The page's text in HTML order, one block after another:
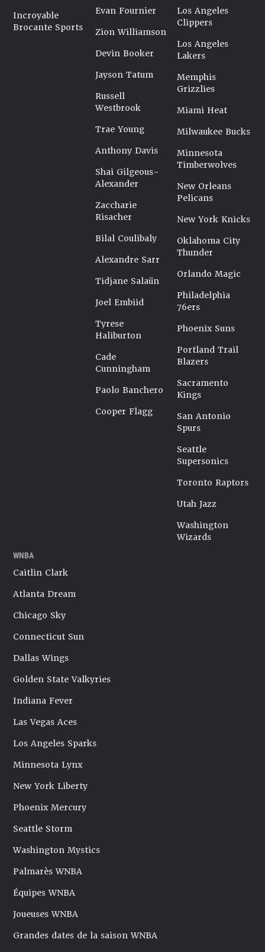
Incroyable
Brocante Sports
Evan Fournier
Zion Williamson
Devin Booker
Jayson Tatum
Russell
Westbrook
Trae Young
Anthony Davis
Shai Gilgeous-
Alexander
Zaccharie
Risacher
Bilal Coulibaly
Alexandre Sarr
Tidjane Salaün
Joel Embiid
Tyrese
Haliburton
Cade
Cunningham
Paolo Banchero
Cooper Flagg
Los Angeles
Clippers
Los Angeles
Lakers
Memphis
Grizzlies
Miami Heat
Milwaukee Bucks
Minnesota
Timberwolves
New Orleans
Pelicans
New York Knicks
Oklahoma City
Thunder
Orlando Magic
Philadelphia
76ers
Phoenix Suns
Portland Trail
Blazers
Sacramento
Kings
San Antonio
Spurs
Seattle
Supersonics
Toronto Raptors
Utah Jazz
Washington
Wizards
WNBA
Caitlin Clark
Atlanta Dream
Chicago Sky
Connecticut Sun
Dallas Wings
Golden State Valkyries
Indiana Fever
Las Vegas Aces
Los Angeles Sparks
Minnesota Lynx
New York Liberty
Phoenix Mercury
Seattle Storm
Washington Mystics
Palmarès WNBA
Équipes WNBA
Joueuses WNBA
Grandes dates de la saison WNBA